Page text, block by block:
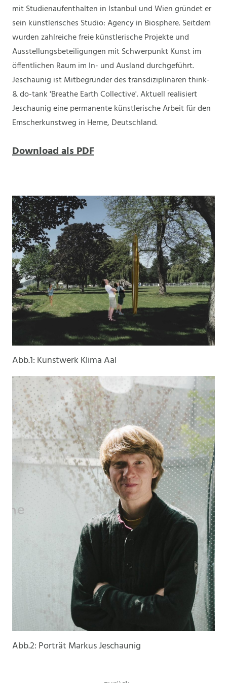
Abb.1: Kunstwerk Klima Aal
Abb.2: Porträt Markus Jeschaunig
mit Studienaufenthalten in Istanbul und Wien gründet er
sein künstlerisches Studio: Agency in Biosphere. Seitdem
wurden zahlreiche freie künstlerische Projekte und
Ausstellungsbeteiligungen mit Schwerpunkt Kunst im
öffentlichen Raum im In- und Ausland durchgeführt.
Jeschaunig ist Mitbegründer des transdiziplinären think-
& do-tank 'Breathe Earth Collective'. Aktuell realisiert
Jeschaunig eine permanente künstlerische Arbeit für den
Emscherkunstweg in Herne, Deutschland.
Download als PDF